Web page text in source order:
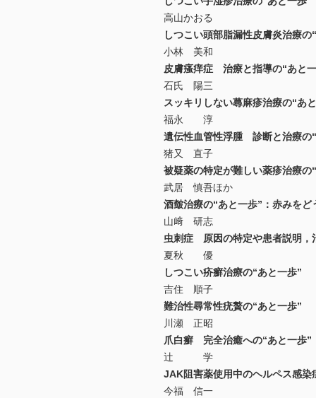
高山かおる
しつこい頭部脂漏性皮膚炎治療の
小林 美和
皮膚瘙痒症 治療と指導の“あと
石氏 陽三
スッキリしない蕁麻疹治療の“あ
福永 淳
遺伝性血管性浮腫 診断と治療の
猪又 直子
被疑薬の特定が難しい薬疹治療の
武居 慎吾ほか
酒皶治療の“あと一歩”：赤みをど
山﨑 研志
虫刺症 原因の特定や患者説明，
夏秋 優
しつこい疥癬治療の“あと一歩”
吉住 順子
難治性尋常性疣贅の“あと一歩”
川瀬 正昭
爪白癬 完全治癒への“あと一歩”
辻 学
JAK阻害薬使用中のヘルペス感
今福 信一